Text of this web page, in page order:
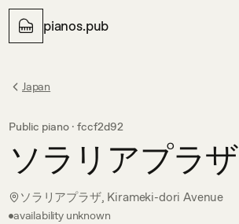
pianos.pub
Japan
Public piano · fccf2d92
ソラリアプラザ
ソラリアプラザ, Kirameki-dori Avenue
availability unknown